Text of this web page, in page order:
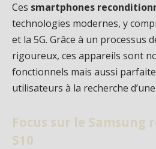
Ces smartphones
technologies modernes, y
et la 5G. Grâce à un processus
rigoureux, ces appareils sont
fonctionnels mais aussi
utilisateurs à la recherche
Focus sur le Samsung
S10